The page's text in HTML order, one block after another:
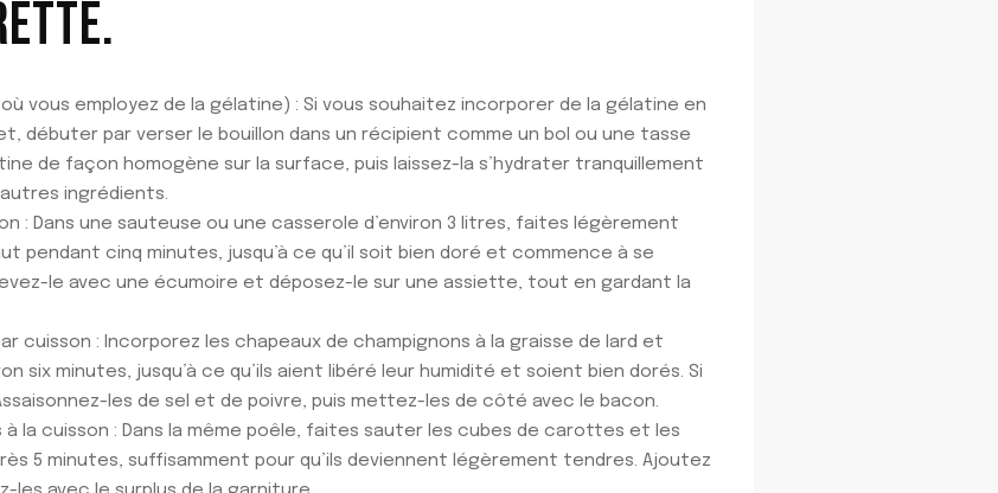
vous employez de la gélatine) : Si vous souhaitez incorporer de la gélatine en
débuter par verser le bouillon dans un récipient comme un bol ou une tasse
de façon homogène sur la surface, puis laissez-la s’hydrater tranquillement
ingrédients.
: Dans une sauteuse ou une casserole d’environ 3 litres, faites légèrement
pendant cinq minutes, jusqu’à ce qu’il soit bien doré et commence à se
le avec une écumoire et déposez-le sur une assiette, tout en gardant la
cuisson : Incorporez les chapeaux de champignons à la graisse de lard et
six minutes, jusqu’à ce qu’ils aient libéré leur humidité et soient bien dorés. Si
les de sel et de poivre, puis mettez-les de côté avec le bacon.
la cuisson : Dans la même poêle, faites sauter les cubes de carottes et les
5 minutes, suffisamment pour qu’ils deviennent légèrement tendres. Ajoutez